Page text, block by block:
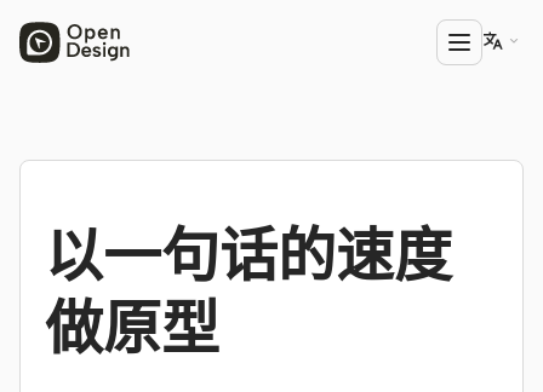
产品
HTML Anything
HTML Video
Codex Slides

以一句话的速度
做原型